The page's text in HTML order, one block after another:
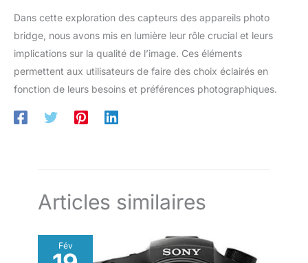
Dans cette exploration des capteurs des appareils photo
bridge, nous avons mis en lumière leur rôle crucial et leurs
implications sur la qualité de l’image. Ces éléments
permettent aux utilisateurs de faire des choix éclairés en
fonction de leurs besoins et préférences photographiques.
Articles similaires
Fév